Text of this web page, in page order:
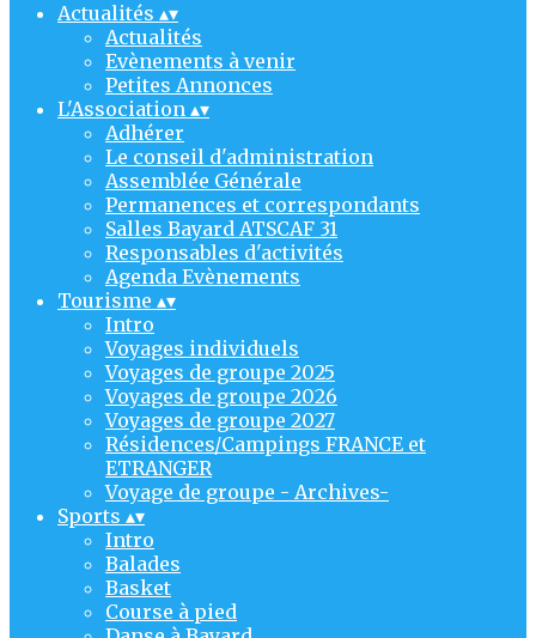
Actualités ▴▾
Actualités
Evènements à venir
Petites Annonces
L'Association ▴▾
Adhérer
Le conseil d'administration
Assemblée Générale
Permanences et correspondants
Salles Bayard ATSCAF 31
Responsables d'activités
Agenda Evènements
Tourisme ▴▾
Intro
Voyages individuels
Voyages de groupe 2025
Voyages de groupe 2026
Voyages de groupe 2027
Résidences/Campings FRANCE et
ETRANGER
Voyage de groupe - Archives-
Sports ▴▾
Intro
Balades
Basket
Course à pied